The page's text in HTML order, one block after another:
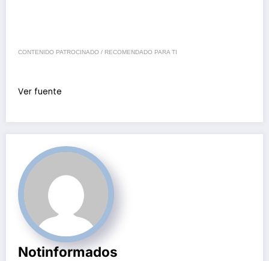
CONTENIDO PATROCINADO / RECOMENDADO PARA TI
Ver fuente
Notinformados